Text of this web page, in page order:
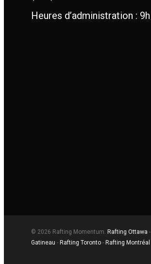
Heures d’administration :
© 2026 Rafting Momentum. Rafting Ottawa -
Gatineau - Rafting Toronto - Rafting Montréal